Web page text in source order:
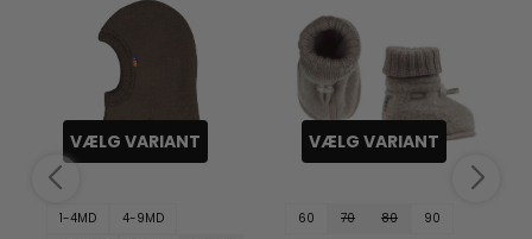
VÆLG VARIANT
1-4MD
4-9MD
VÆLG VARIANT
60 70 80 90